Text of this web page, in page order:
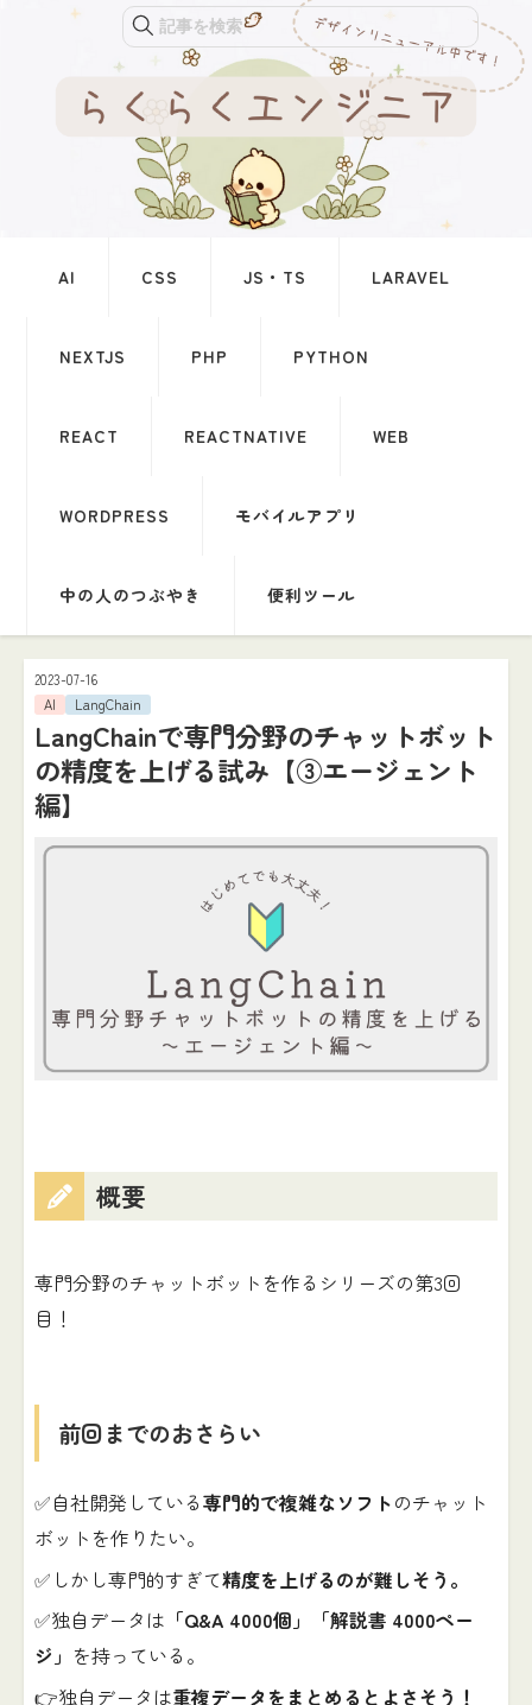
記事を検索
AI CSS JS・TS LARAVEL
NEXTJS PHP PYTHON
REACT REACTNATIVE WEB
WORDPRESS モバイルアプリ
中の人のつぶやき 便利ツール
2023-07-16
AI
LangChain
LangChainで専門分野のチャットボット
の精度を上げる試み【③エージェント
編】
概要
専門分野のチャットボットを作るシリーズの第3回
目！
前回までのおさらい
✅自社開発している専門的で複雑なソフトのチャット
ボットを作りたい。
✅しかし専門的すぎて精度を上げるのが難しそう。
✅独自データは 「Q&A 4000個」「解説書 4000ペー
ジ」 を持っている。
👉独自データは重複データをまとめるとよさそう！